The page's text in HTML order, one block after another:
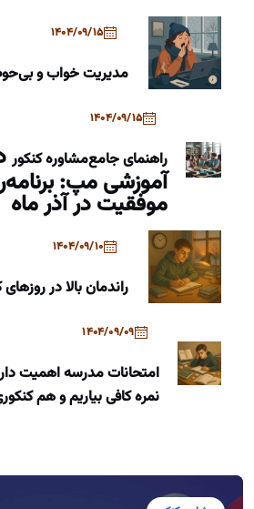
1404/09/15
مدیریت خواب و
1404/09/15
راهنمای جامعمشاوره کنکور
آموزشی مپ:
موفقیت در آذر ماه
1404/09/10
راندمان بالا در
1404/09/09
امتحانات مدرسه اهمیت
نمره کافی بیاریم و هم